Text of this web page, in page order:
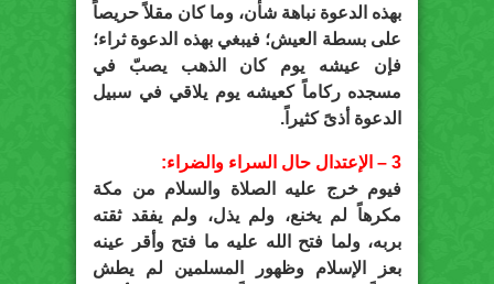
بهذه الدعوة نباهة شأن، وما كان مقلاً حريصاً
على بسطة العيش؛ فيبغي بهذه الدعوة ثراء؛
فإن عيشه يوم كان الذهب يصبّ في
مسجده ركاماً كعيشه يوم يلاقي في سبيل
الدعوة أذىً كثيراً.
3 – الإعتدال حال السراء والضراء:
فيوم خرج عليه الصلاة والسلام من مكة
مكرهاً لم يخنع، ولم يذل، ولم يفقد ثقته
بربه، ولما فتح الله عليه ما فتح وأقر عينه
بعز الإسلام وظهور المسلمين لم يطش